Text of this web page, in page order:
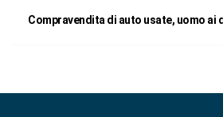
Compravendita di auto usate, uomo ai